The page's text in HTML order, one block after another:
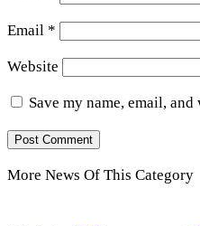
Email *
Website
Save my name, email,
More News Of This Category